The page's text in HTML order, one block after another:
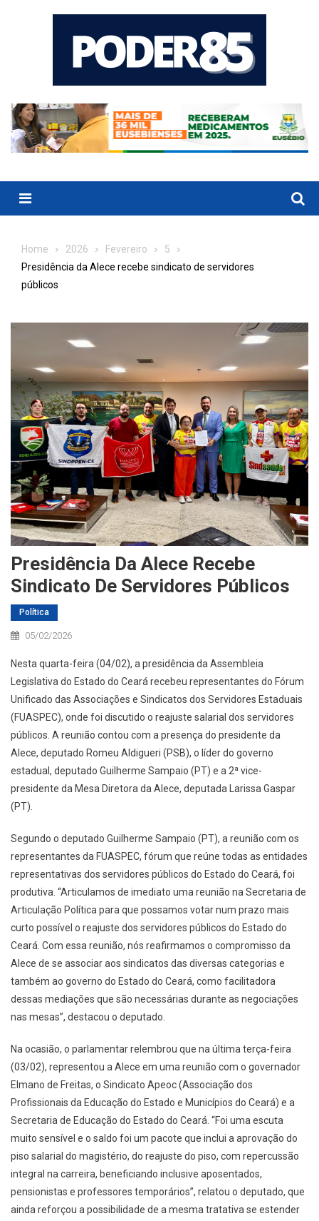
Menu
Home 2026 Fevereiro
5
Presidência da Alece recebe sindicato de servidores
públicos
Presidência Da Alece Recebe
Sindicato De Servidores Públicos
Política
05/02/2026
Nesta quarta-feira (04/02), a presidência da Assembleia
Legislativa do Estado do Ceará recebeu representantes do Fórum
Unificado das Associações e Sindicatos dos Servidores Estaduais
(FUASPEC), onde foi discutido o reajuste salarial dos servidores
públicos. A reunião contou com a presença do presidente da
Alece, deputado Romeu Aldigueri (PSB), o líder do governo
estadual, deputado Guilherme Sampaio (PT) e a 2ª vice-
presidente da Mesa Diretora da Alece, deputada Larissa Gaspar
(PT).
Segundo o deputado Guilherme Sampaio (PT), a reunião com os
representantes da FUASPEC, fórum que reúne todas as entidades
representativas dos servidores públicos do Estado do Ceará, foi
produtiva. “Articulamos de imediato uma reunião na Secretaria de
Articulação Política para que possamos votar num prazo mais
curto possível o reajuste dos servidores públicos do Estado do
Ceará. Com essa reunião, nós reafirmamos o compromisso da
Alece de se associar aos sindicatos das diversas categorias e
também ao governo do Estado do Ceará, como facilitadora
dessas mediações que são necessárias durante as negociações
nas mesas”, destacou o deputado.
Na ocasião, o parlamentar relembrou que na última terça-feira
(03/02), representou a Alece em uma reunião com o governador
Elmano de Freitas, o Sindicato Apeoc (Associação dos
Profissionais da Educação do Estado e Municípios do Ceará) e a
Secretaria de Educação do Estado do Ceará. “Foi uma escuta
muito sensível e o saldo foi um pacote que inclui a aprovação do
piso salarial do magistério, do reajuste do piso, com repercussão
integral na carreira, beneficiando inclusive aposentados,
pensionistas e professores temporários”, relatou o deputado, que
ainda reforçou a possibilidade de a mesma tratativa se estender